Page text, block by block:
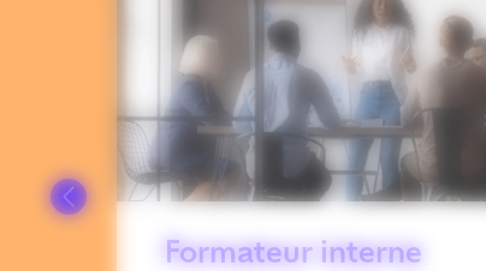
Formateur interne